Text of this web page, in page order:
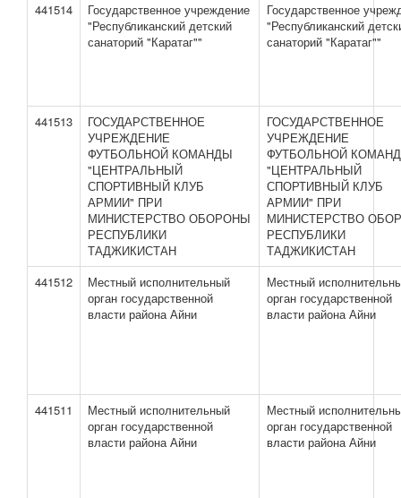
441514
Государственное учреждение
"Республиканский детский
санаторий "Каратаг""
Государственное
"Республиканский
санаторий "Каратаг""
441513
ГОСУДАРСТВЕННОЕ
УЧРЕЖДЕНИЕ
ФУТБОЛЬНОЙ КОМАНДЫ
"ЦЕНТРАЛЬНЫЙ
СПОРТИВНЫЙ КЛУБ
АРМИИ" ПРИ
МИНИСТЕРСТВО ОБОРОНЫ
РЕСПУБЛИКИ
ТАДЖИКИСТАН
ГОСУДАРСТВЕННОЕ
УЧРЕЖДЕНИЕ
ФУТБОЛЬНОЙ
"ЦЕНТРАЛЬНЫЙ
СПОРТИВНЫЙ КЛУБ
АРМИИ" ПРИ
МИНИСТЕРСТВО
РЕСПУБЛИКИ
ТАДЖИКИСТАН
441512
Местный исполнительный
орган государственной
власти района Айни
Местный
орган государственной
власти района Айни
441511
Местный исполнительный
орган государственной
власти района Айни
Местный
орган государственной
власти района Айни